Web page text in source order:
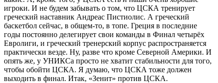
игроки. И не будем забывать о том, что ЦСКА тренирует
греческий наставник Андреас Пистиолис. А греческий
баскетбол сейчас, в общем-то, в топе. Греция в последние
годы постоянно делегирует свои команды в Финал четырёх
Евролиги, и греческий тренерский корпус распространяется
практически везде. Ну, разве что кроме Северной Америки. И
опять же, у УНИКСа просто не хватит стабильности для того,
чтобы обойти ЦСКА. Я думаю, что ЦСКА тоже должен
выходить в финал. Итак, «Зенит» против ЦСКА.